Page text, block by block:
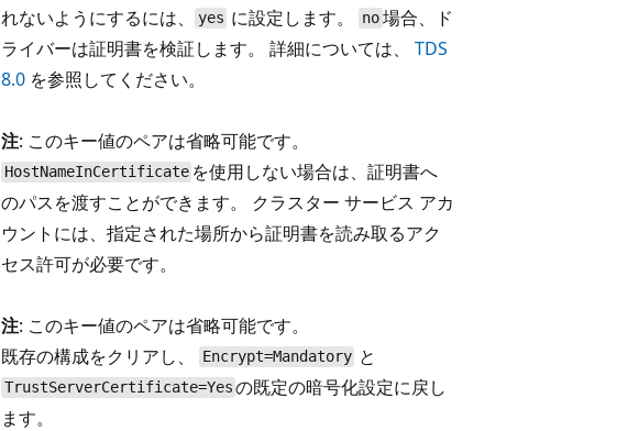
れないようにするには、
yes に設定します。 no場合、ド
ライバーは証明書を検証します。 詳細については、 TDS
8.0 を参照してください。
注: このキー値のペアは省略可能です。
HostNameInCertificate を使用しない場合は、証明書へ
のパスを渡すことができます。 クラスター サービス アカ
ウントには、指定された場所から証明書を読み取るアク
セス許可が必要です。
注: このキー値のペアは省略可能です。
既存の構成をクリアし、 Encrypt=Mandatory と
TrustServerCertificate=Yes の既定の暗号化設定に戻し
ます。